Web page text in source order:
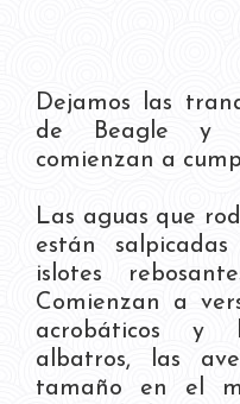
Dejamos las
de Beagle y
comienzan a
Las aguas que
están
islotes
Comienzan a
acrobáticos y
albatros, las
tamaño en el